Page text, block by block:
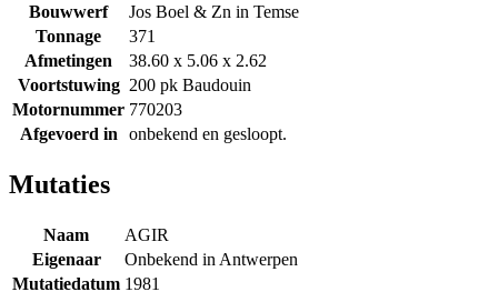
Bouwwerf
Jos Boel & Zn in Temse
Tonnage
371
Afmetingen
38.60 x 5.06 x 2.62
Voortstuwing 200 pk Baudouin
Motornummer 770203
Afgevoerd in
onbekend en gesloopt.
Mutaties
Naam
AGIR
Eigenaar
Onbekend in Antwerpen
Mutatiedatum 1981